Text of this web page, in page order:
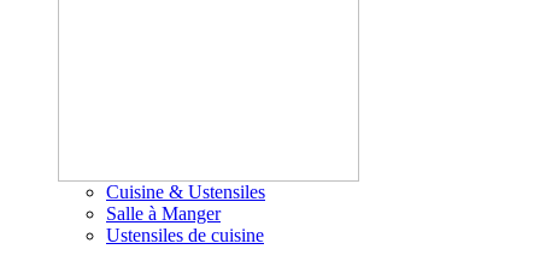
Cuisine & Ustensiles
Salle à Manger
Ustensiles de cuisine